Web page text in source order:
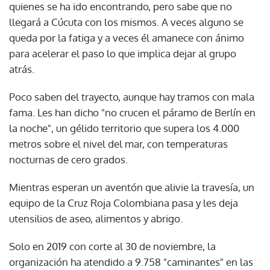
quienes se ha ido encontrando, pero sabe que no
llegará a Cúcuta con los mismos. A veces alguno se
queda por la fatiga y a veces él amanece con ánimo
para acelerar el paso lo que implica dejar al grupo
atrás.
Poco saben del trayecto, aunque hay tramos con mala
fama. Les han dicho "no crucen el páramo de Berlín en
la noche", un gélido territorio que supera los 4.000
metros sobre el nivel del mar, con temperaturas
nocturnas de cero grados.
Mientras esperan un aventón que alivie la travesía, un
equipo de la Cruz Roja Colombiana pasa y les deja
utensilios de aseo, alimentos y abrigo.
Solo en 2019 con corte al 30 de noviembre, la
organización ha atendido a 9.758 "caminantes" en las